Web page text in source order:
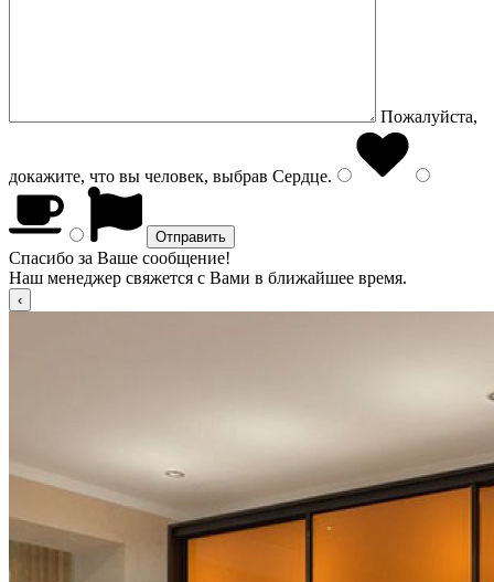
Пожалуйста,
докажите, что вы человек, выбрав Сердце.
Спасибо за Ваше сообщение!
Наш менеджер свяжется с Вами в ближайшее время.